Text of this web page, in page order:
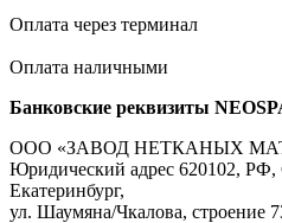
Оплата через терминал
Оплата наличными
Банковские реквизиты
ООО «ЗАВОД НЕТКАНЫХ
Юридический адрес 620102, РФ,
Екатеринбург,
ул. Шаумяна/Чкалова, строение